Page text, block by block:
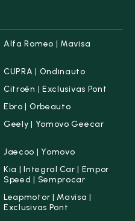
Alfa Romeo | Mavisa
CUPRA | Ondinauto
Citroën | Exclusivas Pont
Ebro | Orbeauto
Geely | Yomovo Geecar
Jaecoo | Yomovo
Kia | Integral Car | Empor
Speed | Semprocar
Leapmotor | Mavisa |
Exclusivas Pont